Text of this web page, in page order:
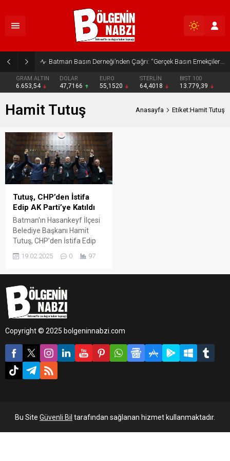
Batman Basın Derneği’nden Çağrı: “Gerçek Basın Emekçileri Desteklenmeli”
GRAM ALTIN
6.653,54
DOLAR
47,7166
EURO
55,1520
STERLİN
64,4018
BIST 100
13.779,39
Hamit Tutuş Anasayfa Etiket:Hamit Tutuş
Tutuş, CHP’den İstifa
Edip AK Parti’ye Katıldı
Batman'ın Hasankeyf İlçesi
Belediye Başkanı Hamit
Tutuş, CHP’den İstifa Edip
AK Parti’ye Katıldı.
19.02.2025 0 97
Copyright © 2025 bolgeninnabzi.com
Bu Site Güvenli Bil tarafından sağlanan hizmet kullanmaktadır.